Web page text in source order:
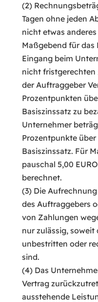
(2)
Tagen ohne jeden
nicht etwas
Maßgebend für das
Eingang beim
nicht
der Auftraggeber
Prozentpunkten
Basiszinssatz zu
Unternehmer
Prozentpunkte
Basiszinssatz. Für
pauschal 5,00
berechnet.
(3) Die
des Auftraggebers
von Zahlungen
nur zulässig, soweit
unbestritten oder
sind.
(4) Das
Vertrag
ausstehende